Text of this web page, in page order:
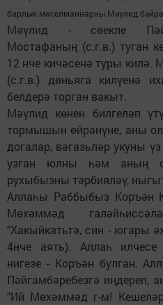
барлык мөселманнарны Мәүлид
Мәүлид - сөекле
Мостафаның (с.г.в.) туган
12 нче кичәсенә туры килә.
(с.г.в.) дөньяга килүенә
белдерә торган вакыт.
Мәүлид көнен билгеләп
тормышын өйрәнүне, аны
догалар, вәгазьләр укуны
узган юлны һәм аның
рухыбызны тәрбияләү,
Аллаһы Раббыбыз Коръән
Мөхәммәд
"Хакыйкатьтә, син - югары
4нче аять). Аллаһ илчесе
нигезе - Коръән булган.
Пәйгамбәребезгә иңдереп,
"Ий Мөхәммәд г-м!